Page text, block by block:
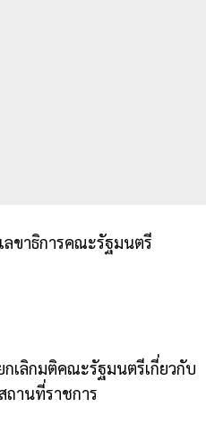
าธิการคณะรัฐมนตรี
กเลิกมติคณะรัฐมนตรีเกี่ยวกับ
ถานที่ราชการ